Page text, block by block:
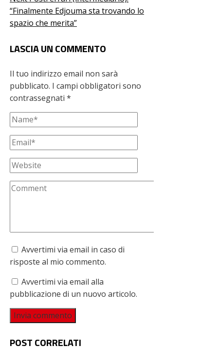
“Finalmente Edjouma sta trovando lo
spazio che merita”
LASCIA UN COMMENTO
Il tuo indirizzo email non sarà
pubblicato. I campi obbligatori sono
contrassegnati *
Avvertimi via email in caso di
risposte al mio commento.
Avvertimi via email alla
pubblicazione di un nuovo articolo.
POST CORRELATI